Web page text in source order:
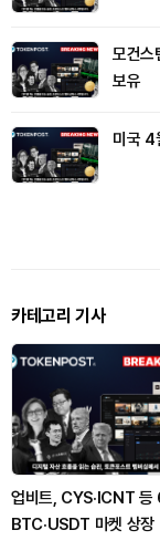
모건
보유
미국 4
카테고리 기사
업비트, CYS·ICNT 등
BTC·USDT 마켓 상장